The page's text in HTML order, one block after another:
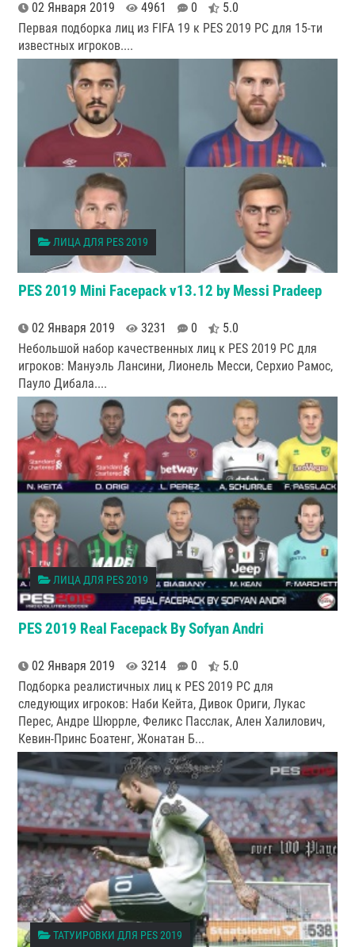
02 Января 2019 4961 0
5.0
Первая подборка лиц из FIFA 19 к PES 2019 PC для 15-ти
известных игроков....
ЛИЦА ДЛЯ PES 2019
PES 2019 Mini Facepack v13.12 by Messi Pradeep
02 Января 2019 3231 0
5.0
Небольшой набор качественных лиц к PES 2019 PC для
игроков: Мануэль Лансини, Лионель Месси, Серхио Рамос,
Пауло Дибала....
ЛИЦА ДЛЯ PES 2019
PES 2019 Real Facepack By Sofyan Andri
02 Января 2019 3214 0
5.0
Подборка реалистичных лиц к PES 2019 PC для
следующих игроков: Наби Кейта, Дивок Ориги, Лукас
Перес, Андре Шюррле, Феликс Пасслак, Ален Халилович,
Кевин-Принс Боатенг, Жонатан Б...
ТАТУИРОВКИ ДЛЯ PES 2019